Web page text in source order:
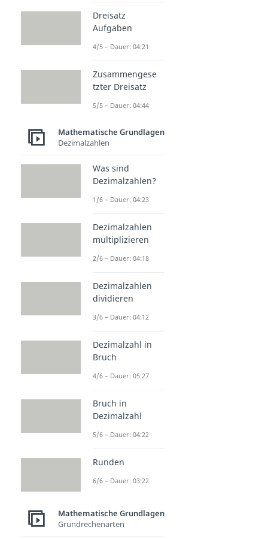
Dreisatz
Aufgaben
4/5 – Dauer: 04:21
Zusammengese
tzter Dreisatz
5/5 – Dauer: 04:44
Mathematische Grundlagen
Dezimalzahlen
Was sind
Dezimalzahlen?
1/6 – Dauer: 04:23
Dezimalzahlen
multiplizieren
2/6 – Dauer: 04:18
Dezimalzahlen
dividieren
3/6 – Dauer: 04:12
Dezimalzahl in
Bruch
4/6 – Dauer: 05:27
Bruch in
Dezimalzahl
5/6 – Dauer: 04:22
Runden
6/6 – Dauer: 03:22
Mathematische Grundlagen
Grundrechenarten